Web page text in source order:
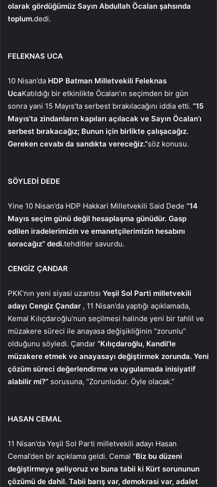
olarak gördüğümüz Sayın Abdullah Öcalan şahsında
toplum.dedi.
FELEKNAS UCA
10 Nisan’da HDP Batman Milletvekili Feleknas
UcaKatıldığı bir etkinlikte Öcalan’ın seçimden bir gün
sonra yani 15 Mayıs’ta serbest bırakılacağını iddia etti. “15
Mayıs’ta zindanların kapıları açılacak ve Sayın Öcalan’ı
serbest bırakacağız; Bunun için birlikte çalışacağız.
Gereken cevabı da sandıkta vereceğiz.”söz konusu.
SÖYLEDİ DEDE
Yine 10 Nisan’da HDP Hakkari Milletvekili Said Dede “14
Mayıs seçim günü değil hesaplaşma günüdür. Gasp
edilen iradelerimizin ve emanetçilerimizin hesabını
soracağız” dedi.tehditler savurdu.
CENGİZ ÇANDAR
PKK’nın yeni siyasi uzantısı Yeşil Sol Parti milletvekili
adayı Cengiz Çandar , 11 Nisan’da yaptığı açıklamada,
Kemal Kılıçdaroğlu’nun seçilmesi halinde yeni bir tahlil ve
müzakere süreci ile anayasa değişikliğinin “zorunlu”
olduğunu söyledi. Çandar “Kılıçdaroğlu, Kandil’le
müzakere etmek ve anayasayı değiştirmek zorunda. Yeni
çözüm süreci değerlendirme ve uygulamada inisiyatif
alabilir mi?” sorusuna, “Zorunludur. Öyle olacak.”
HASAN CEMAL
11 Nisan’da Yeşil Sol Parti milletvekili adayı Hasan
Cemal’den bir açıklama geldi. Cemal “Biz bu düzeni
değiştirmeye geliyoruz ve buna tabii ki Kürt sorununun
çözümü de dahil. Tabii barış var, demokrasi var, adalet